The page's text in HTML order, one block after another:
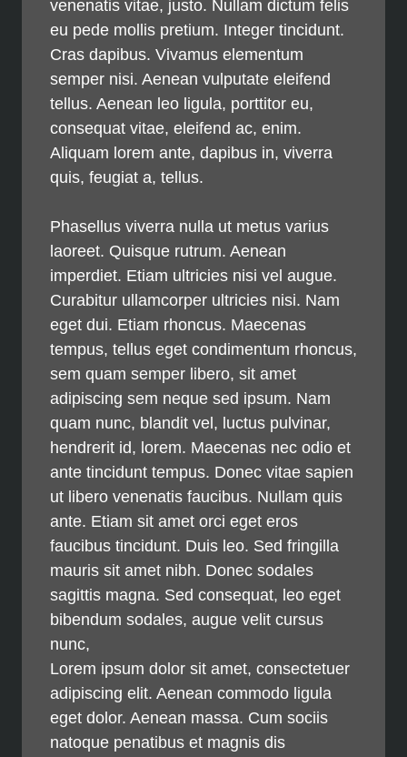
venenatis vitae, justo. Nullam dictum felis
eu pede mollis pretium. Integer tincidunt.
Cras dapibus. Vivamus elementum
semper nisi. Aenean vulputate eleifend
tellus. Aenean leo ligula, porttitor eu,
consequat vitae, eleifend ac, enim.
Aliquam lorem ante, dapibus in, viverra
quis, feugiat a, tellus.
Phasellus viverra nulla ut metus varius
laoreet. Quisque rutrum. Aenean
imperdiet. Etiam ultricies nisi vel augue.
Curabitur ullamcorper ultricies nisi. Nam
eget dui. Etiam rhoncus. Maecenas
tempus, tellus eget condimentum rhoncus,
sem quam semper libero, sit amet
adipiscing sem neque sed ipsum. Nam
quam nunc, blandit vel, luctus pulvinar,
hendrerit id, lorem. Maecenas nec odio et
ante tincidunt tempus. Donec vitae sapien
ut libero venenatis faucibus. Nullam quis
ante. Etiam sit amet orci eget eros
faucibus tincidunt. Duis leo. Sed fringilla
mauris sit amet nibh. Donec sodales
sagittis magna. Sed consequat, leo eget
bibendum sodales, augue velit cursus
nunc,
Lorem ipsum dolor sit amet, consectetuer
adipiscing elit. Aenean commodo ligula
eget dolor. Aenean massa. Cum sociis
natoque penatibus et magnis dis